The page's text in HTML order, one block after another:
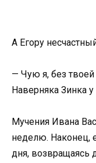
А Егору
— Чую я, без
Наверняка Зинка
Мучения Ивана
неделю. Наконец,
дня, возвращаясь